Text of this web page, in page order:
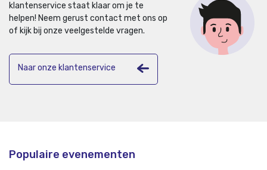
klantenservice staat klaar om je te
helpen! Neem gerust contact met ons op
of kijk bij onze veelgestelde vragen.
Naar onze klantenservice
Populaire evenementen